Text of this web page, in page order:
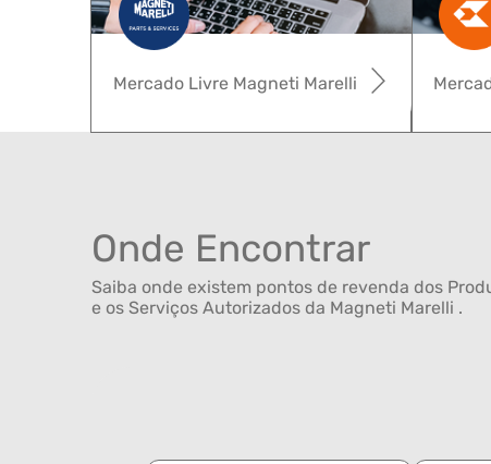
Mercado Livre Magneti Marelli
Onde Encontrar
Saiba onde existem pontos de revenda dos
e os Serviços Autorizados da Magneti Marelli .